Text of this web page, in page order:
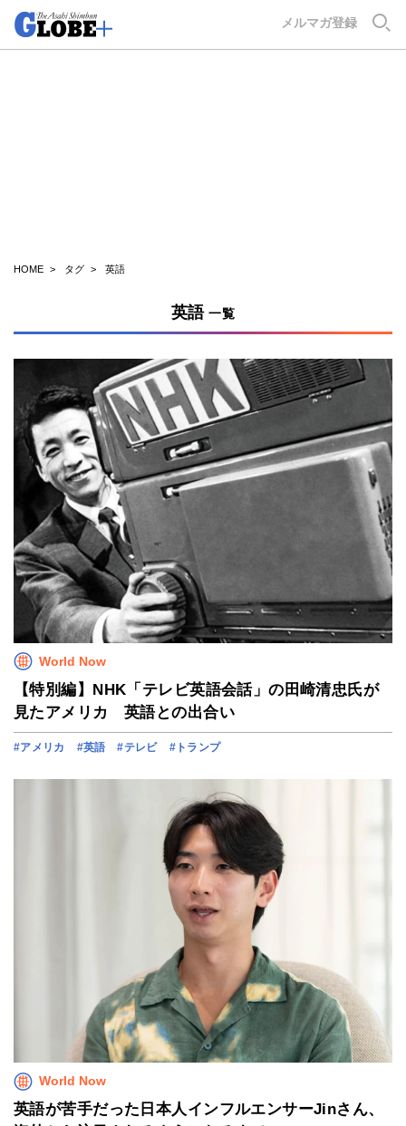
メルマガ登録
HOME タグ 英語
英語 一覧
World Now
【特別編】NHK「テレビ英語会話」の田崎清忠氏が
見たアメリカ 英語との出合い
#アメリカ #英語 #テレビ #トランプ
World Now
英語が苦手だった日本人インフルエンサーJinさん、